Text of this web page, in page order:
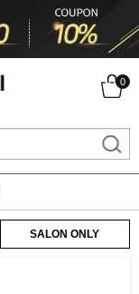
0
SALON ONLY